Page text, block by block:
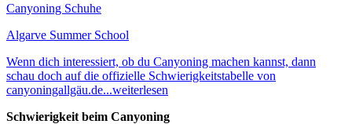
Canyoning Schuhe
Algarve Summer School
Wenn dich interessiert, ob du Canyoning machen kannst, dann
schau doch auf die offizielle Schwierigkeitstabelle von
canyoningallgäu.de...weiterlesen
Schwierigkeit beim Canyoning